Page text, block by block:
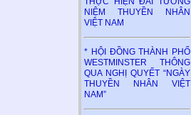
NIỆM THUYỀN NHÂN
VIỆT NAM
* HỘI ĐỒNG THÀNH PHỐ
WESTMINSTER THÔNG
QUA NGHỊ QUYẾT “NGÀY
THUYỀN NHÂN VIỆT
NAM”